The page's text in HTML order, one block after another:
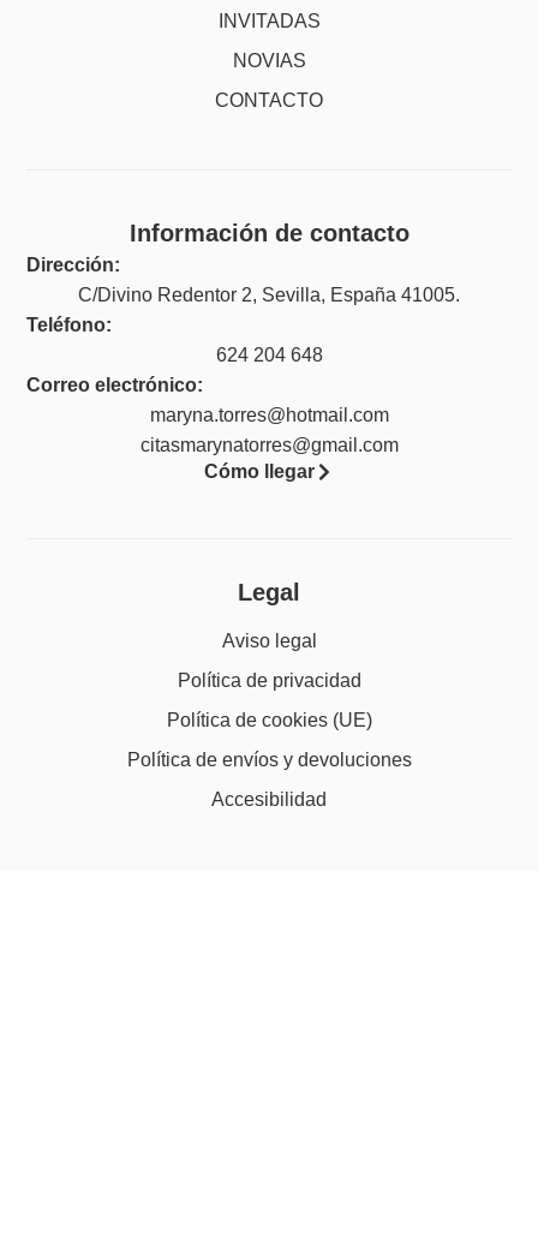
INVITADAS
NOVIAS
CONTACTO
Información de contacto
Dirección:
C/Divino Redentor 2, Sevilla, España 41005.
Teléfono:
624 204 648
Correo electrónico:
maryna.torres@hotmail.com
citasmarynatorres@gmail.com
Cómo llegar
Legal
Aviso legal
Política de privacidad
Política de cookies (UE)
Política de envíos y devoluciones
Accesibilidad